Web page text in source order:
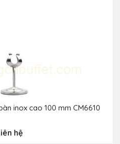
inox cao 100 mm CM6610
hệ